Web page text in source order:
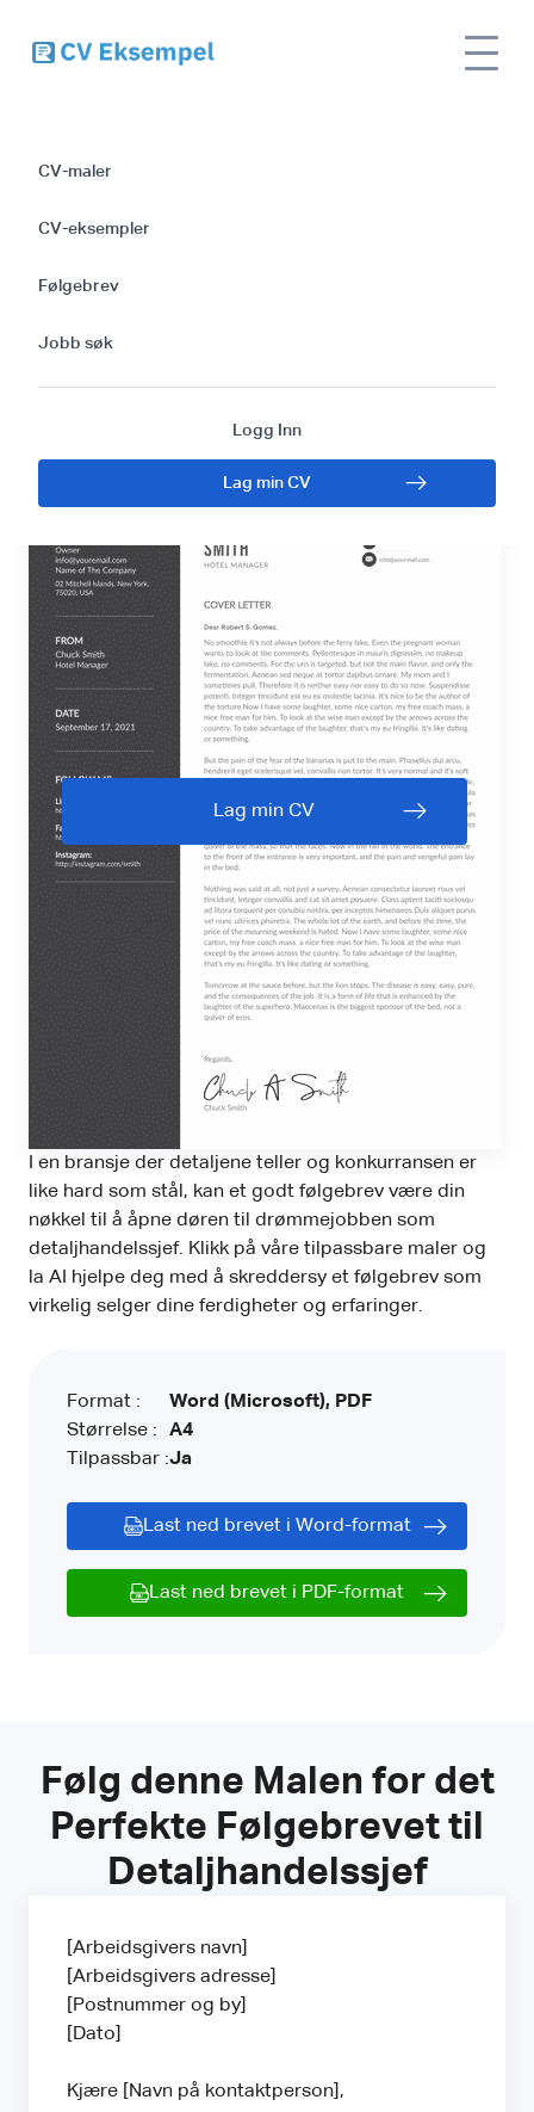
CV-maler
CV-eksempler
Følgebrev
Jobb søk
Logg Inn
Lag min CV
Slik skriver du et
imponerende
følgebrev: Maler og
tips for
Lag min CV
I en bransje der detaljene teller og konkurransen er
like hard som stål, kan et godt følgebrev være din
nøkkel til å åpne døren til drømmejobben som
detaljhandelssjef. Klikk på våre tilpassbare maler og
la AI hjelpe deg med å skreddersy et følgebrev som
virkelig selger dine ferdigheter og erfaringer.
Format :
Størrelse :
Tilpassbar :
Word (Microsoft), PDF
A4
Ja
Last ned brevet i Word-format
Last ned brevet i PDF-format
Følg denne Malen for det
Perfekte Følgebrevet til
Detaljhandelssjef
[Arbeidsgivers navn]
[Arbeidsgivers adresse]
[Postnummer og by]
[Dato]
Kjære [Navn på kontaktperson],